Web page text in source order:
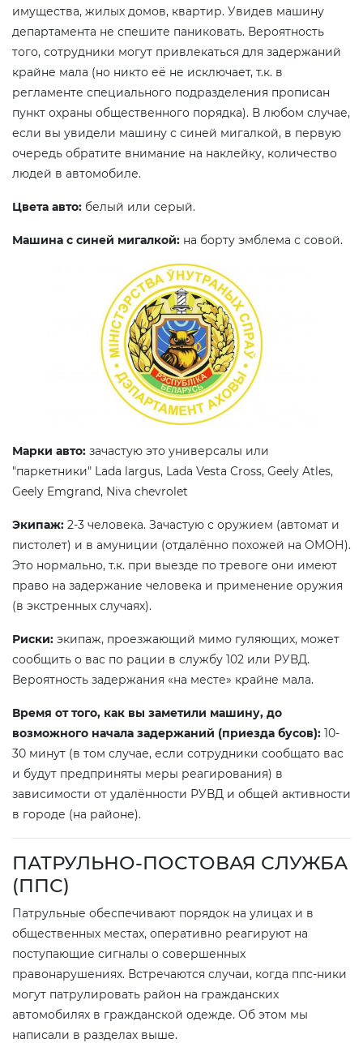
имущества, жилых домов, квартир. Увидев машину
департамента не спешите паниковать. Вероятность
того, сотрудники могут привлекаться для задержаний
крайне мала (но никто её не исключает, т.к. в
регламенте специального подразделения прописан
пункт охраны общественного порядка). В любом случае,
если вы увидели машину с синей мигалкой, в первую
очередь обратите внимание на наклейку, количество
людей в автомобиле.
Цвета авто: белый или серый.
Машина с синей мигалкой: на борту эмблема с совой.
Марки авто: зачастую это универсалы или
"паркетники" Lada largus, Lada Vesta Cross, Geely Atles,
Geely Emgrand, Niva chevrolet
Экипаж: 2-3 человека. Зачастую с оружием (автомат и
пистолет) и в амуниции (отдалённо похожей на ОМОН).
Это нормально, т.к. при выезде по тревоге они имеют
право на задержание человека и применение оружия
(в экстренных случаях).
Риски: экипаж, проезжающий мимо гуляющих, может
сообщить о вас по рации в службу 102 или РУВД.
Вероятность задержания «на месте» крайне мала.
Время от того, как вы заметили машину, до
возможного начала задержаний (приезда бусов): 10-
30 минут (в том случае, если сотрудники сообщато вас
и будут предприняты меры реагирования) в
зависимости от удалённости РУВД и общей активности
в городе (на районе).
ПАТРУЛЬНО-ПОСТОВАЯ СЛУЖБА
(ППС)
Патрульные обеспечивают порядок на улицах и в
общественных местах, оперативно реагируют на
поступающие сигналы о совершенных
правонарушениях. Встречаются случаи, когда ппс-ники
могут патрулировать район на гражданских
автомобилях в гражданской одежде. Об этом мы
написали в разделах выше.